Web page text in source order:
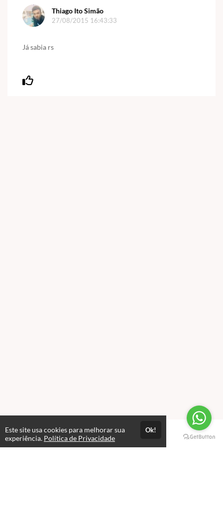
Thiago Ito Simão
27/08/2015 16:43:33
Já sabia rs
Páginas
Este site usa cookies para melhorar sua
experiência. Política de Privacidade
Ok!